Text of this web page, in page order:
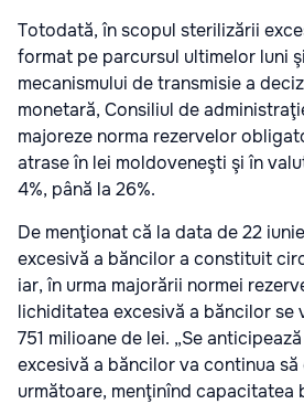
Totodată, în scopul sterilizării
format pe parcursul ultimelor luni
mecanismului de transmisie a
monetară, Consiliul de
majoreze norma rezervelor
atrase în lei moldoveneşti şi în
4%, până la 26%.
De menţionat că la data de 22
excesivă a băncilor a constituit
iar, în urma majorării normei
lichiditatea excesivă a băncilor se
751 milioane de lei. „Se
excesivă a băncilor va continua
următoare, menţinînd capacitatea